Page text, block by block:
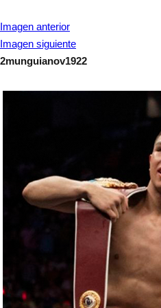
Imagen anterior
Imagen siguiente
2munguianov1922